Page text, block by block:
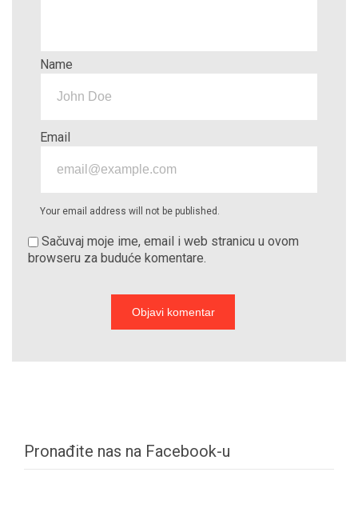
Name
Email
Your email address will not be published.
Sačuvaj moje ime, email i web stranicu u ovom
browseru za buduće komentare.
Pronađite nas na Facebook-u